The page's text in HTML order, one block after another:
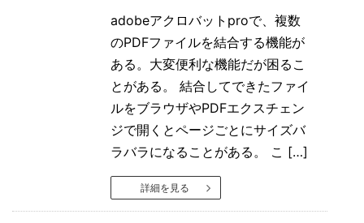
adobeアクロバットproで、複数
のPDFファイルを結合する機能が
ある。大変便利な機能だが困るこ
とがある。 結合してできたファイ
ルをブラウザやPDFエクスチェン
ジで開くとページごとにサイズバ
ラバラになることがある。 こ […]
詳細を見る